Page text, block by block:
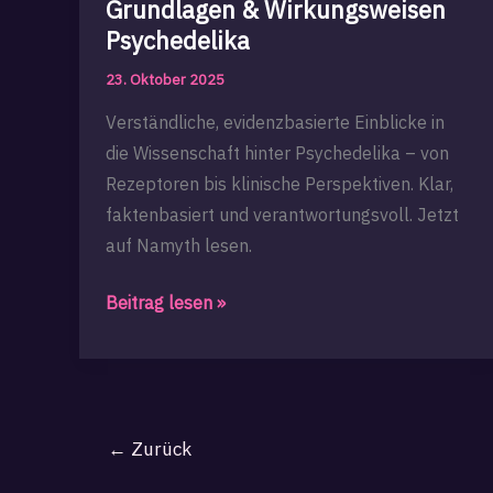
Grundlagen & Wirkungsweisen
Psychedelika
23. Oktober 2025
Verständliche, evidenzbasierte Einblicke in
die Wissenschaft hinter Psychedelika – von
Rezeptoren bis klinische Perspektiven. Klar,
faktenbasiert und verantwortungsvoll. Jetzt
auf Namyth lesen.
Namyth:
Psychedelika
Beitrag lesen »
← Zurück